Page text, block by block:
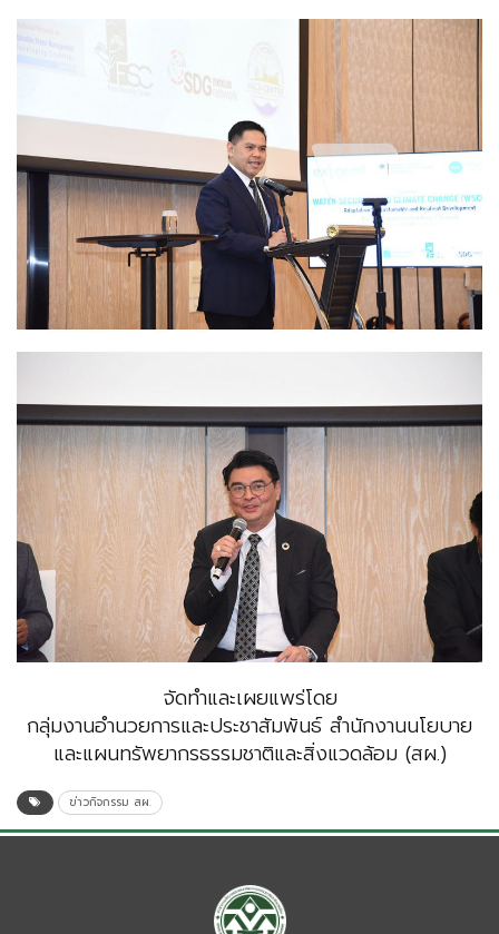
จัดทำและเผยแพร่โดย
กลุ่มงานอำนวยการและประชาสัมพันธ์ สำนักงานนโยบาย
และแผนทรัพยากรธรรมชาติและสิ่งแวดล้อม (สผ.)
ข่าวกิจกรรม สผ.